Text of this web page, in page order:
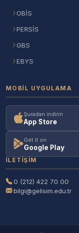
OBİS
PERSİS
GBS
EBYS
MOBIL UYGULAMA
Şuradan indirin
App Store
Get it on
Google Play
İLETIŞIM
0 (212) 422 70 00
bilgi@gelisim.edu.tr